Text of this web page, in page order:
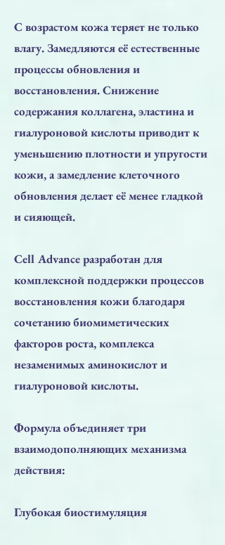
С возрастом кожа теряет не только
влагу. Замедляются её естественные
процессы обновления и
восстановления. Снижение
содержания коллагена, эластина и
гиалуроновой кислоты приводит к
уменьшению плотности и упругости
кожи, а замедление клеточного
обновления делает её менее гладкой
и сияющей.
Cell Advance разработан для
комплексной поддержки процессов
восстановления кожи благодаря
сочетанию биомиметических
факторов роста, комплекса
незаменимых аминокислот и
гиалуроновой кислоты.
Формула объединяет три
взаимодополняющих механизма
действия:
Глубокая биостимуляция